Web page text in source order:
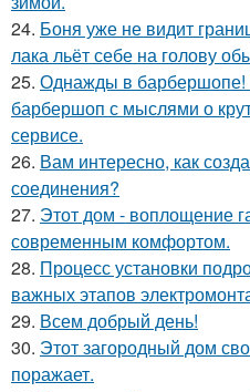
24. Боня уже не видит
лака льёт себе на голову
25. Однажды в барбершопе!
барбершоп с мыслями о
сервисе.
26. Вам интересно, как
соединения?
27. Этот дом - воплощение
современным комфортом.
28. Процесс установки
важных этапов
29. Всем добрый день!
30. Этот загородный дом
поражает.